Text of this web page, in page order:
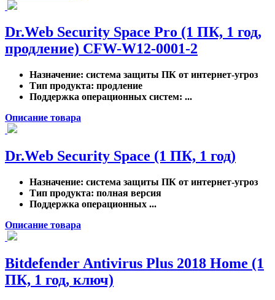
Dr.Web Security Space Pro (1 ПК, 1 год,
продление) CFW-W12-0001-2
Назначение: система защиты ПК от интернет-угроз
Тип продукта: продление
Поддержка операционных систем: ...
Описание товара
Dr.Web Security Space (1 ПК, 1 год)
Назначение: система защиты ПК от интернет-угроз
Тип продукта: полная версия
Поддержка операционных ...
Описание товара
Bitdefender Antivirus Plus 2018 Home (1
ПК, 1 год, ключ)